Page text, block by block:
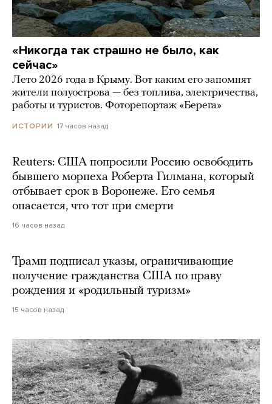
«Никогда так страшно не было, как
сейчас»
Лето 2026 года в Крыму. Вот каким его запомнят
жители полуострова — без топлива, электричества,
работы и туристов. Фоторепортаж «Берега»
ИСТОРИИ 17 часов назад
Reuters: США попросили Россию освободить
бывшего морпеха Роберта Гилмана, который
отбывает срок в Воронеже. Его семья
опасается, что тот при смерти
16 часов назад
Трамп подписал указы, ограничивающие
получение гражданства США по праву
рождения и «родильный туризм»
15 часов назад